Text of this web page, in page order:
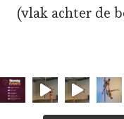
(vlak achter de